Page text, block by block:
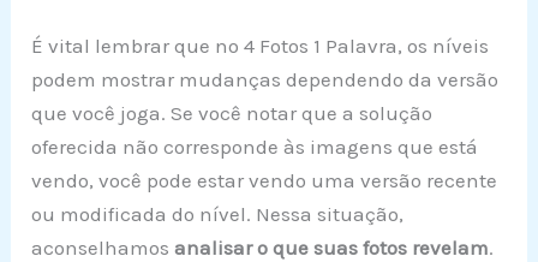
É vital lembrar que no 4 Fotos 1 Palavra, os níveis
podem mostrar mudanças dependendo da versão
que você joga. Se você notar que a solução
oferecida não corresponde às imagens que está
vendo, você pode estar vendo uma versão recente
ou modificada do nível. Nessa situação,
aconselhamosanalisar o que suas fotos revelam.